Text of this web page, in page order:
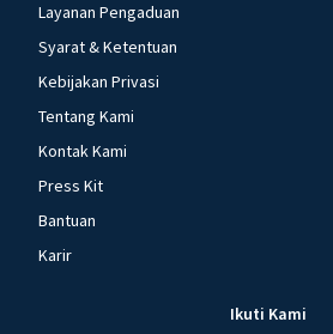
Layanan Pengaduan
Syarat & Ketentuan
Kebijakan Privasi
Tentang Kami
Kontak Kami
Press Kit
Bantuan
Karir
Ikuti Kami